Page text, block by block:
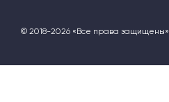
© 2018-2026 «Все права защищены»